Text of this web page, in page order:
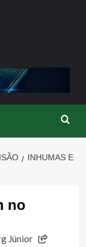
INHUMAS E
no
Júnior